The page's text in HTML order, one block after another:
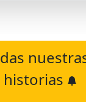
historias